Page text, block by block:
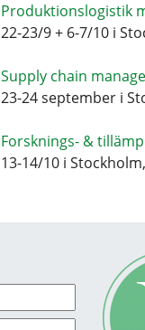
Produktionslogistik
22-23/9 + 6-7/10 i
Supply chain
23-24 september i
Forsknings- &
13-14/10 i